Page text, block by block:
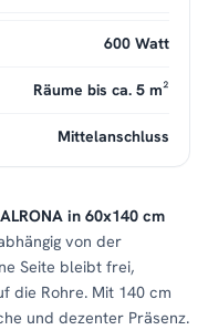
in 60x140 cm
von der
Seite bleibt frei,
die Rohre. Mit 140 cm
und dezenter Präsenz.
600 Watt
Räume bis ca. 5 m²
Mittelanschluss